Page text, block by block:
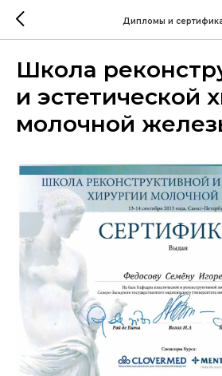
Дипломы и
Школа
и эстетической
молочной